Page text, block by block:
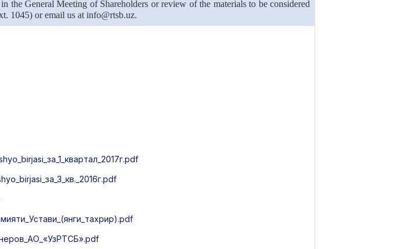
the General Meeting of Shareholders or review of the materials to be considered
1045) or email us at info@rtsb.uz.